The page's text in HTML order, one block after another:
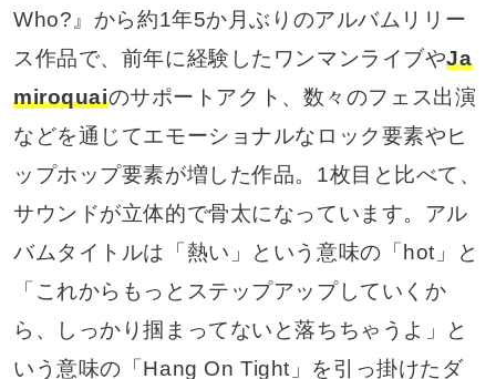
Who?』から約1年5か月ぶりのアルバムリリー
ス作品で、前年に経験したワンマンライブやJa
miroquaiのサポートアクト、数々のフェス出演
などを通じてエモーショナルなロック要素やヒ
ップホップ要素が増した作品。1枚目と比べて、
サウンドが立体的で骨太になっています。アル
バムタイトルは「熱い」という意味の「hot」と
「これからもっとステップアップしていくか
ら、しっかり掴まってないと落ちちゃうよ」と
いう意味の「Hang On Tight」を引っ掛けたダ